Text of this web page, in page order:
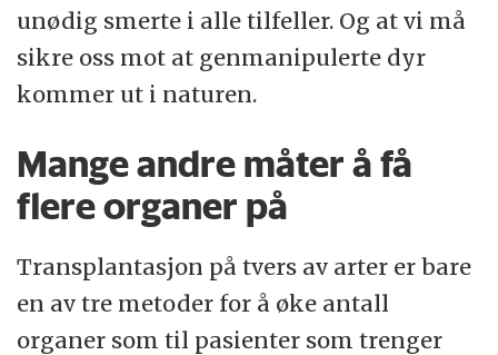
unødig smerte i alle tilfeller. Og at vi må
sikre oss mot at genmanipulerte dyr
kommer ut i naturen.
Mange andre måter å få
flere organer på
Transplantasjon på tvers av arter er bare
en av tre metoder for å øke antall
organer som til pasienter som trenger